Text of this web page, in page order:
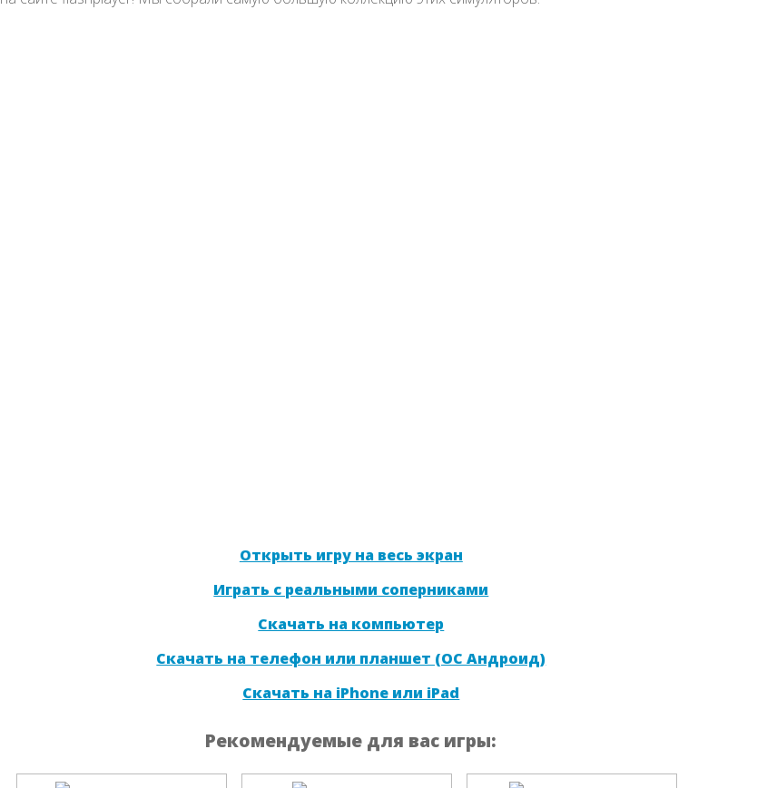
Открыть игру на весь экран
Играть с реальными соперниками
Скачать на компьютер
Скачать на телефон или планшет (ОС Андроид)
Скачать на iPhone или iPad
Рекомендуемые для вас игры: